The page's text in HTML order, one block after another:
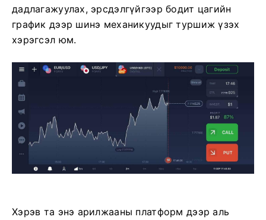
дадлагажуулах, эрсдэлгүйгээр бодит цагийн
график дээр шинэ механикуудыг туршиж үзэх
хэрэгсэл юм.
Хэрэв та энэ арилжааны платформ дээр аль